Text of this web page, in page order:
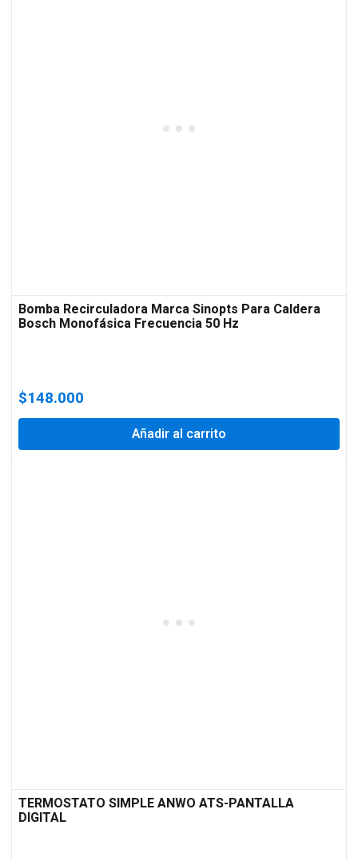
Bomba Recirculadora Marca Sinopts Para Caldera
Bosch Monofásica Frecuencia 50 Hz
$148.000
Añadir al carrito
TERMOSTATO SIMPLE ANWO ATS-PANTALLA
DIGITAL